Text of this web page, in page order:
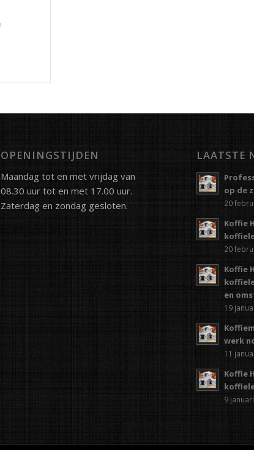
OPENINGSTIJDEN
Maandag tot en met vrijdag van
08.30 uur tot en met 17.00 uur.
Zaterdag en zondag gesloten.
LAATSTE
op de
20
Koffie
20
Koffie
en
19
werk
11
Koffie
9